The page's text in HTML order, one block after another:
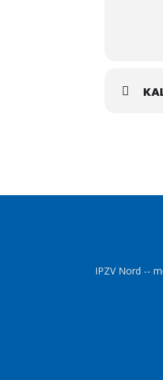
IPZV Nord --